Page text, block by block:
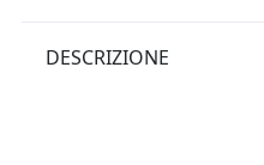
DESCRIZIONE